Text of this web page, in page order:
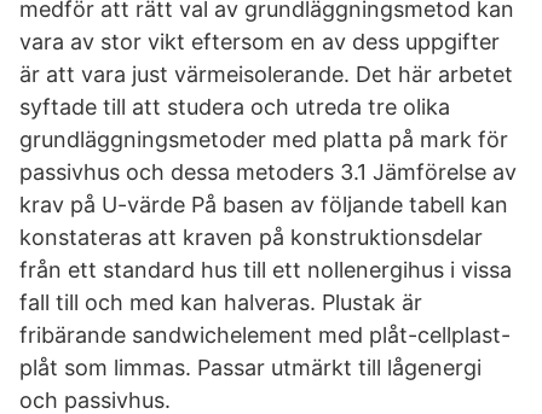
medför att rätt val av grundläggningsmetod kan
vara av stor vikt eftersom en av dess uppgifter
är att vara just värmeisolerande. Det här arbetet
syftade till att studera och utreda tre olika
grundläggningsmetoder med platta på mark för
passivhus och dessa metoders 3.1 Jämförelse av
krav på U-värde På basen av följande tabell kan
konstateras att kraven på konstruktionsdelar
från ett standard hus till ett nollenergihus i vissa
fall till och med kan halveras. Plustak är
fribärande sandwichelement med plåt-cellplast-
plåt som limmas. Passar utmärkt till lågenergi
och passivhus.